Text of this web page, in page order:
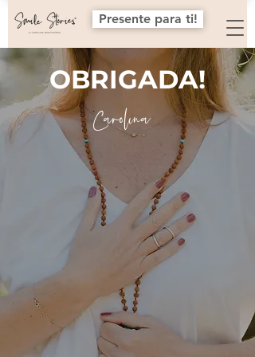
Presente para ti!
OBRIGADA!
Carolina